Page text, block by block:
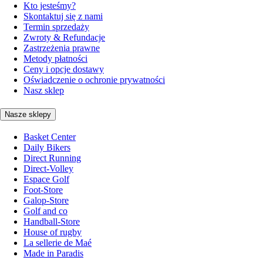
Kto jesteśmy?
Skontaktuj się z nami
Termin sprzedaży
Zwroty & Refundacje
Zastrzeżenia prawne
Metody płatności
Ceny i opcje dostawy
Oświadczenie o ochronie prywatności
Nasz sklep
Nasze sklepy
Basket Center
Daily Bikers
Direct Running
Direct-Volley
Espace Golf
Foot-Store
Galop-Store
Golf and co
Handball-Store
House of rugby
La sellerie de Maé
Made in Paradis